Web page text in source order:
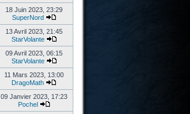
18 Juin 2023, 23:29
SuperNord
13 Avril 2023, 21:45
StarVolante
09 Avril 2023, 06:15
StarVolante
11 Mars 2023, 13:00
DragoMath
09 Janvier 2023, 17:23
Pochel